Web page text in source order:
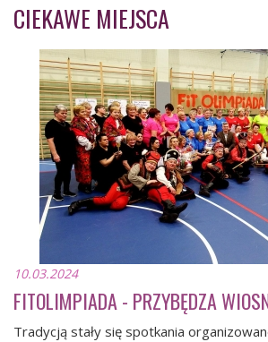
CIEKAWE MIEJSCA
10.03.2024
FITOLIMPIADA - PRZYBĘDZA
Tradycją stały się spotkania